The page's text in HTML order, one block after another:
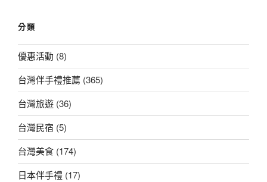
分類
優惠活動 (8)
台灣伴手禮推薦 (365)
台灣旅遊 (36)
台灣民宿 (5)
台灣美食 (174)
日本伴手禮 (17)